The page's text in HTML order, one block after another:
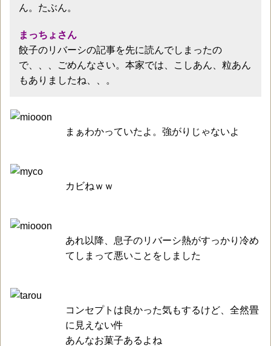
ん。たぶん。
まっちょさん
餃子のリバーシの記事を先に読んでしまったの
で、、、ごめんなさい。本家では、こしあん、粒あん
もありましたね、、。
まぁわかっていたよ。強がりじゃないよ
カビねｗｗ
あれ以降、息子のリバーシ熱がすっかり冷め
てしまって悪いことをしました
コンセプトは良かった気もするけど、全然畳
に見えない件
あんなお菓子あるよね